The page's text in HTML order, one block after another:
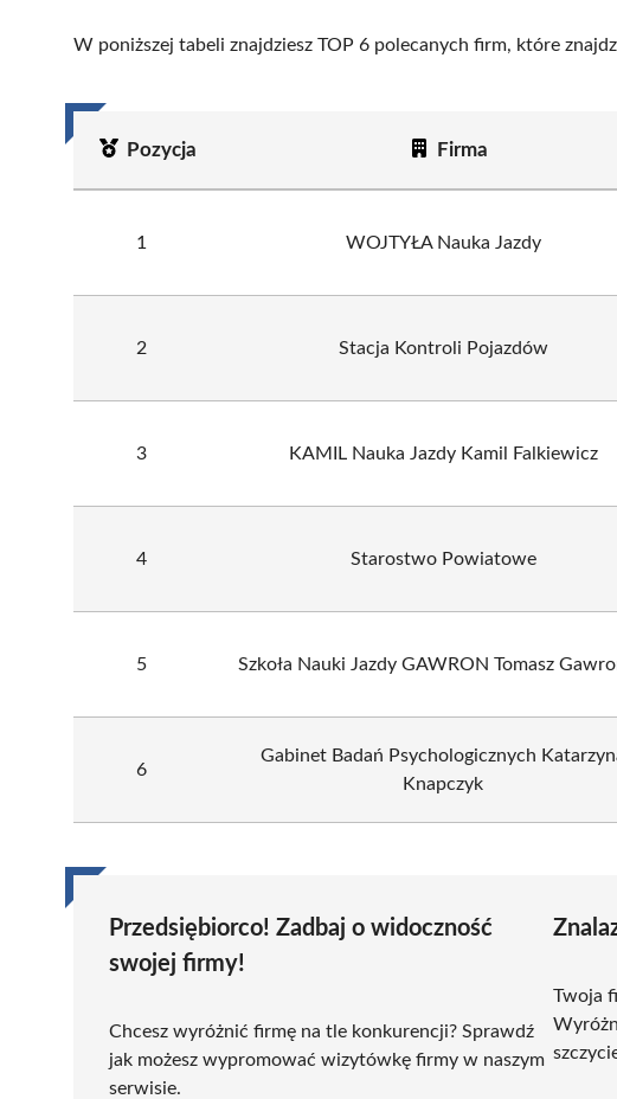
W poniższej tabeli znajdziesz TOP 6 polecanych firm, które
Pozycja Firma
1 WOJTYŁA Nauka Jazdy
2 Stacja Kontroli Pojazdów
3 KAMIL Nauka Jazdy Kamil Falkiewicz
4 Starostwo Powiatowe
5 Szkoła Nauki Jazdy GAWRON Tomasz
6
Gabinet Badań Psychologicznych
Knapczyk
Przedsiębiorco! Zadbaj o widoczność
swojej firmy!
Chcesz wyróżnić firmę na tle konkurencji? Sprawdź
jak możesz wypromować wizytówkę firmy w naszym
serwisie.
Twoja